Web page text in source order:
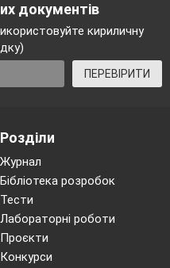
документів
кириличну
ПЕРЕВІРИТИ
Розділи
Журнал
Бібліотека розробок
Тести
Лабораторні роботи
Проєкти
Конкурси